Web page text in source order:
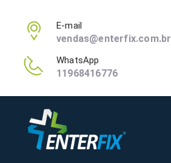
E-mail
vendas@enterfix.com.br
WhatsApp
11968416776